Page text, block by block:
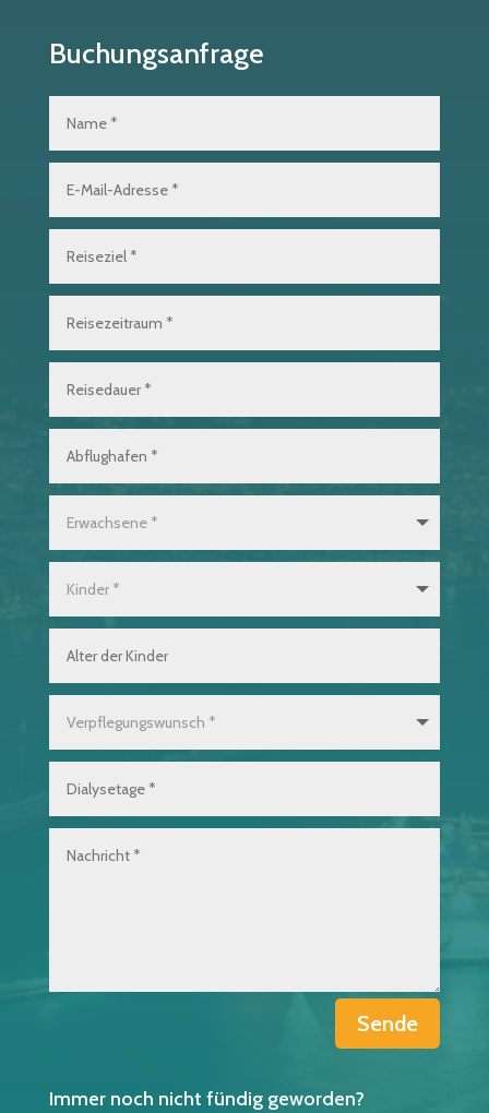
Buchungsanfrage
Sende
Immer noch nicht fündig geworden?